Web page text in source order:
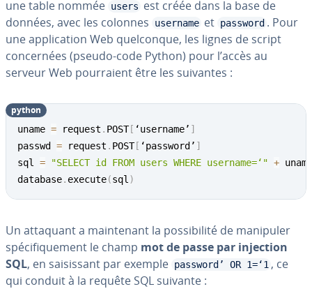
une table nommée users est créée dans la base de
données, avec les colonnes
username et password . Pour
une ap­pli­ca­tion Web quel­conque, les lignes de script
con­cer­nées (pseudo-code Python) pour l’accès au
serveur Web pour­raient être les suivantes :
uname = request . POST[ ‘username’ ]
passwd = request . POST[ ‘password’ ]
sql = "SELECT id FROM users WHERE username=‘" +
database. execute(sql )
python
Un attaquant a main­te­nant la pos­si­bi­lité de manipuler
spé­ci­fi­que­ment le champ mot de passe par injection
SQL, en sai­sis­sant par exemple password’ OR 1=‘1 , ce
qui conduit à la requête SQL suivante :